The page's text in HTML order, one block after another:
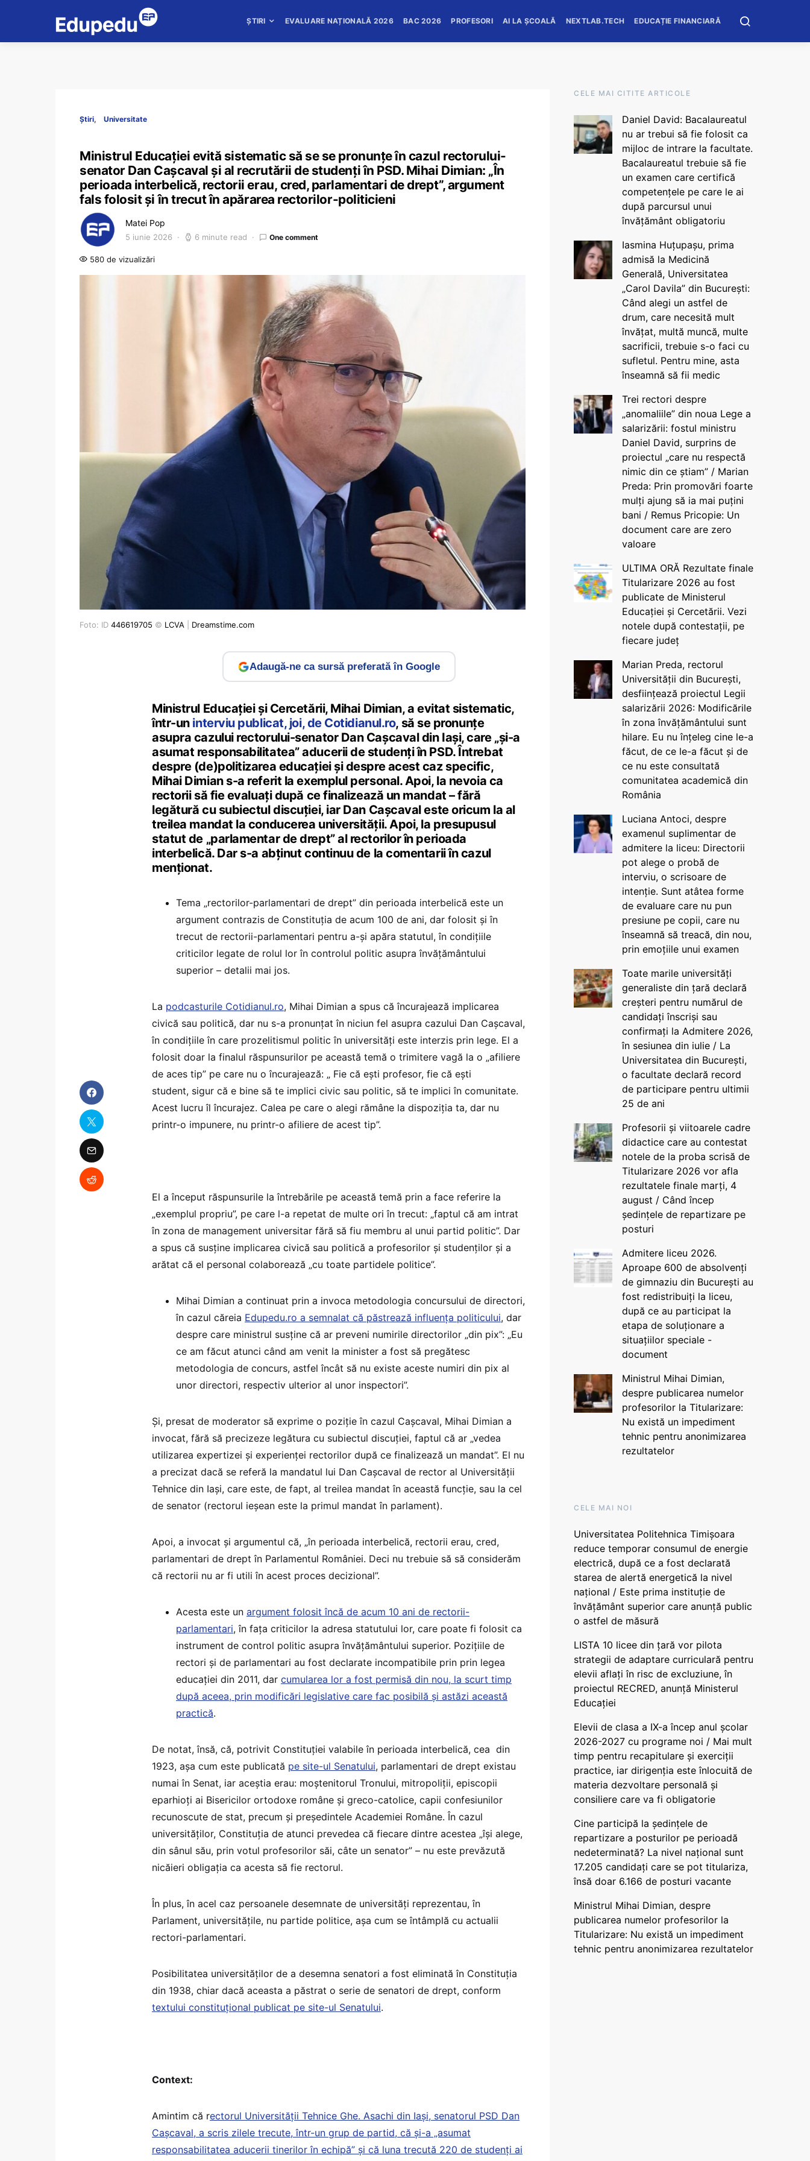
ȘTIRI EVALUARE NAȚIONALĂ 2026 BAC 2026 PROFESORI AI LA ȘCOALĂ NEXTLAB.TECH EDUCAȚIE FINANCIARĂ
Știri Universitate
Ministrul Educației evită sistematic să se se pronunțe în cazul rectorului-
senator Dan Cașcaval și al recrutării de studenți în PSD. Mihai Dimian: „În
perioada interbelică, rectorii erau, cred, parlamentari de drept”, argument
fals folosit și în trecut în apărarea rectorilor-politicieni
Matei Pop
5 iunie 2026 6 minute read One comment
580 de vizualizări
Foto: ID 446619705 © LCVA Dreamstime.com
Adaugă-ne ca sursă preferată în Google
Ministrul Educației și Cercetării, Mihai Dimian, a evitat sistematic,
într-un interviu publicat, joi, de Cotidianul.ro, să se pronunțe
asupra cazului rectorului-senator Dan Cașcaval din Iași, care „și-a
asumat responsabilitatea” aducerii de studenți în PSD. Întrebat
despre (de)politizarea educației și despre acest caz specific,
Mihai Dimian s-a referit la exemplul personal. Apoi, la nevoia ca
rectorii să fie evaluați după ce finalizează un mandat – fără
legătură cu subiectul discuției, iar Dan Cașcaval este oricum la al
treilea mandat la conducerea universității. Apoi, la presupusul
statut de „parlamentar de drept” al rectorilor în perioada
interbelică. Dar s-a abținut continuu de la comentarii în cazul
menționat.
Tema „rectorilor-parlamentari de drept” din perioada interbelică este un
argument contrazis de Constituția de acum 100 de ani, dar folosit și în
trecut de rectorii-parlamentari pentru a-și apăra statutul, în condițiile
criticilor legate de rolul lor în controlul politic asupra învățământului
superior – detalii mai jos.
La podcasturile Cotidianul.ro, Mihai Dimian a spus că încurajează implicarea
civică sau politică, dar nu s-a pronunțat în niciun fel asupra cazului Dan Cașcaval,
în condițiile în care prozelitismul politic în universități este interzis prin lege. El a
folosit doar la finalul răspunsurilor pe această temă o trimitere vagă la o „afiliere
de aces tip” pe care nu o încurajează: „ Fie că ești profesor, fie că ești
student, sigur că e bine să te implici civic sau politic, să te implici în comunitate.
Acest lucru îl încurajez. Calea pe care o alegi rămâne la dispoziția ta, dar nu
printr-o impunere, nu printr-o afiliere de acest tip”.
El a început răspunsurile la întrebările pe această temă prin a face referire la
„exemplul propriu”, pe care l-a repetat de multe ori în trecut: „faptul că am intrat
în zona de management universitar fără să fiu membru al unui partid politic”. Dar
a spus că susține implicarea civică sau politică a profesorilor și studenților și a
arătat că el personal colaborează „cu toate partidele politice”.
Mihai Dimian a continuat prin a invoca metodologia concursului de directori,
în cazul căreia Edupedu.ro a semnalat că păstrează influența politicului, dar
despre care ministrul susține că ar preveni numirile directorilor „din pix”: „Eu
ce am făcut atunci când am venit la minister a fost să pregătesc
metodologia de concurs, astfel încât să nu existe aceste numiri din pix al
unor directori, respectiv ulterior al unor inspectori”.
Și, presat de moderator să exprime o poziție în cazul Cașcaval, Mihai Dimian a
invocat, fără să precizeze legătura cu subiectul discuției, faptul că ar „vedea
utilizarea expertizei și experienței rectorilor după ce finalizează un mandat”. El nu
a precizat dacă se referă la mandatul lui Dan Cașcaval de rector al Universității
Tehnice din Iași, care este, de fapt, al treilea mandat în această funcție, sau la cel
de senator (rectorul ieșean este la primul mandat în parlament).
Apoi, a invocat și argumentul că, „în perioada interbelică, rectorii erau, cred,
parlamentari de drept în Parlamentul României. Deci nu trebuie să să considerăm
că rectorii nu ar fi utili în acest proces decizional”.
Acesta este un argument folosit încă de acum 10 ani de rectorii-
parlamentari, în fața criticilor la adresa statutului lor, care poate fi folosit ca
instrument de control politic asupra învățământului superior. Pozițiile de
rectori și de parlamentari au fost declarate incompatibile prin prin legea
educației din 2011, dar cumularea lor a fost permisă din nou, la scurt timp
după aceea, prin modificări legislative care fac posibilă și astăzi această
practică.
De notat, însă, că, potrivit Constituției valabile în perioada interbelică, cea din
1923, așa cum este publicată pe site-ul Senatului, parlamentari de drept existau
numai în Senat, iar aceștia erau: moștenitorul Tronului, mitropoliții, episcopii
eparhioți ai Bisericilor ortodoxe române și greco-catolice, capii confesiunilor
recunoscute de stat, precum și președintele Academiei Române. În cazul
universităților, Constituția de atunci prevedea că fiecare dintre acestea „își alege,
din sânul său, prin votul profesorilor săi, câte un senator” – nu este prevăzută
nicăieri obligația ca acesta să fie rectorul.
În plus, în acel caz persoanele desemnate de universități reprezentau, în
Parlament, universitățile, nu partide politice, așa cum se întâmplă cu actualii
rectori-parlamentari.
Posibilitatea universităților de a desemna senatori a fost eliminată în Constituția
din 1938, chiar dacă aceasta a păstrat o serie de senatori de drept, conform
textului constituțional publicat pe site-ul Senatului.
Context:
Amintim că rectorul Universității Tehnice Ghe. Asachi din Iași, senatorul PSD Dan
Cașcaval, a scris zilele trecute, într-un grup de partid, că și-a „asumat
responsabilitatea aducerii tinerilor în echipă” și că luna trecută 220 de studenți ai
CELE MAI CITITE ARTICOLE
Daniel David: Bacalaureatul
nu ar trebui să fie folosit ca
mijloc de intrare la facultate.
Bacalaureatul trebuie să fie
un examen care certifică
competențele pe care le ai
după parcursul unui
învățământ obligatoriu
Iasmina Huțupașu, prima
admisă la Medicină
Generală, Universitatea
„Carol Davila” din București:
Când alegi un astfel de
drum, care necesită mult
învățat, multă muncă, multe
sacrificii, trebuie s-o faci cu
sufletul. Pentru mine, asta
înseamnă să fii medic
Trei rectori despre
„anomaliile” din noua Lege a
salarizării: fostul ministru
Daniel David, surprins de
proiectul „care nu respectă
nimic din ce știam” / Marian
Preda: Prin promovări foarte
mulți ajung să ia mai puțini
bani / Remus Pricopie: Un
document care are zero
valoare
ULTIMA ORĂ Rezultate finale
Titularizare 2026 au fost
publicate de Ministerul
Educației și Cercetării. Vezi
notele după contestații, pe
fiecare județ
Marian Preda, rectorul
Universității din București,
desființează proiectul Legii
salarizării 2026: Modificările
în zona învățământului sunt
hilare. Eu nu înțeleg cine le-a
făcut, de ce le-a făcut și de
ce nu este consultată
comunitatea academică din
România
Luciana Antoci, despre
examenul suplimentar de
admitere la liceu: Directorii
pot alege o probă de
interviu, o scrisoare de
intenție. Sunt atâtea forme
de evaluare care nu pun
presiune pe copii, care nu
înseamnă să treacă, din nou,
prin emoțiile unui examen
Toate marile universități
generaliste din țară declară
creșteri pentru numărul de
candidați înscriși sau
confirmați la Admitere 2026,
în sesiunea din iulie / La
Universitatea din București,
o facultate declară record
de participare pentru ultimii
25 de ani
Profesorii și viitoarele cadre
didactice care au contestat
notele de la proba scrisă de
Titularizare 2026 vor afla
rezultatele finale marți, 4
august / Când încep
ședințele de repartizare pe
posturi
Admitere liceu 2026.
Aproape 600 de absolvenți
de gimnaziu din București au
fost redistribuiți la liceu,
după ce au participat la
etapa de soluționare a
situațiilor speciale -
document
Ministrul Mihai Dimian,
despre publicarea numelor
profesorilor la Titularizare:
Nu există un impediment
tehnic pentru anonimizarea
rezultatelor
CELE MAI NOI
Universitatea Politehnica Timișoara
reduce temporar consumul de energie
electrică, după ce a fost declarată
starea de alertă energetică la nivel
național / Este prima instituție de
învățământ superior care anunță public
o astfel de măsură
LISTA 10 licee din țară vor pilota
strategii de adaptare curriculară pentru
elevii aflați în risc de excluziune, în
proiectul RECRED, anunță Ministerul
Educației
Elevii de clasa a IX-a încep anul școlar
2026-2027 cu programe noi / Mai mult
timp pentru recapitulare și exerciții
practice, iar dirigenția este înlocuită de
materia dezvoltare personală și
consiliere care va fi obligatorie
Cine participă la ședințele de
repartizare a posturilor pe perioadă
nedeterminată? La nivel național sunt
17.205 candidați care se pot titulariza,
însă doar 6.166 de posturi vacante
Ministrul Mihai Dimian, despre
publicarea numelor profesorilor la
Titularizare: Nu există un impediment
tehnic pentru anonimizarea rezultatelor